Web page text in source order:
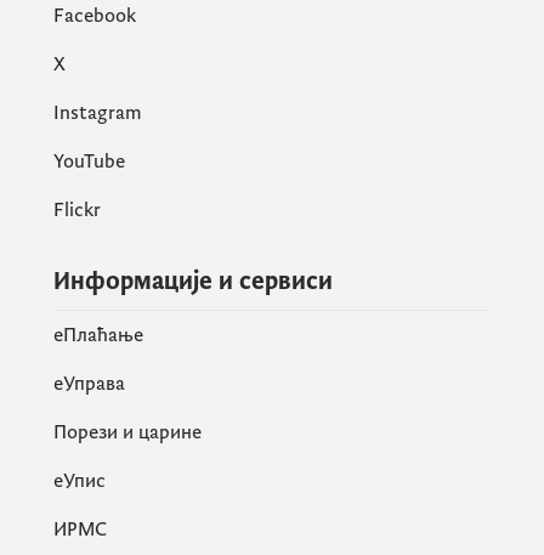
Facebook
X
Instagram
YouTube
Flickr
Информације и сервиси
eПлаћање
еУправа
Порези и царине
eУпис
ИРМС